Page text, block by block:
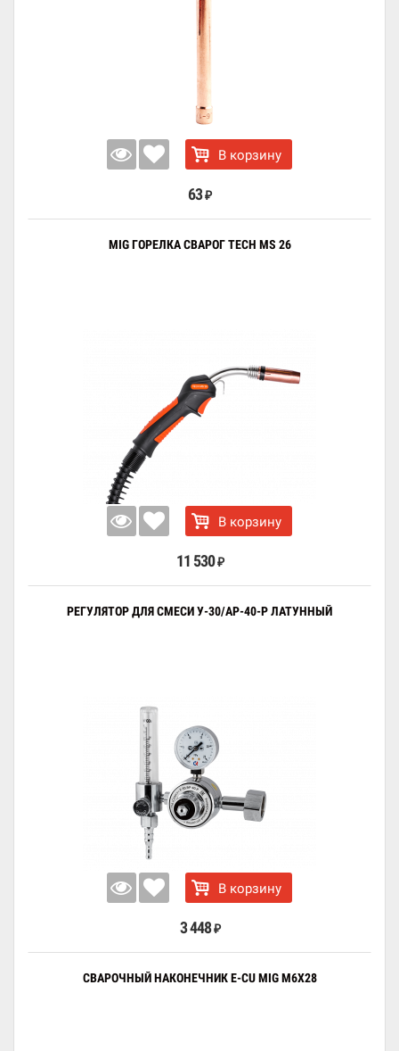
В корзину
63 ₽
MIG ГОРЕЛКА СВАРОГ TECH MS 26
В корзину
11 530 ₽
РЕГУЛЯТОР ДЛЯ СМЕСИ У-30/АР-40-Р ЛАТУННЫЙ
В корзину
3 448 ₽
СВАРОЧНЫЙ НАКОНЕЧНИК E-CU MIG M6X28